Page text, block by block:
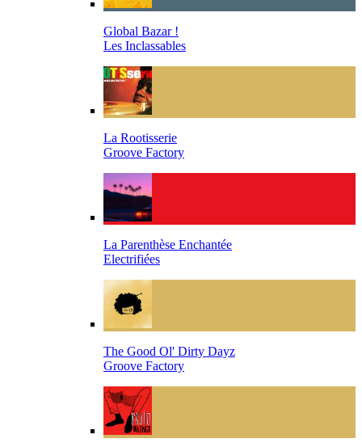
Global Bazar !
Les Inclassables
La Rootisserie
Groove Factory
La Parenthèse Enchantée
Electrifiées
The Good Ol' Dirty Dayz
Groove Factory